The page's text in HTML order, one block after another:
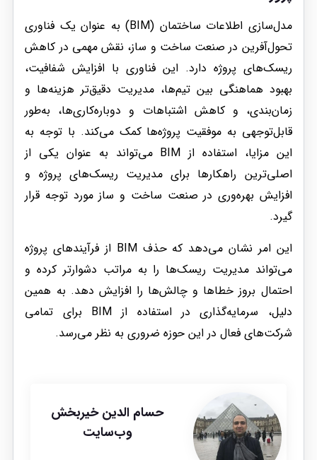
مدل‌سازی اطلاعات ساختمان (BIM) به عنوان یک فناوری
تحول‌آفرین در صنعت ساخت و ساز، نقش مهمی در کاهش
ریسک‌های پروژه دارد. این فناوری با افزایش شفافیت،
بهبود هماهنگی بین تیم‌ها، مدیریت دقیق‌تر هزینه‌ها و
زمان‌بندی، و کاهش اشتباهات و دوباره‌کاری‌ها، به‌طور
قابل‌توجهی به موفقیت پروژه‌ها کمک می‌کند. با توجه به
این مزایا، استفاده از BIM می‌تواند به عنوان یکی از
اصلی‌ترین راهکارها برای مدیریت ریسک‌های پروژه و
افزایش بهره‌وری در صنعت ساخت و ساز مورد توجه قرار
گیرد.
این امر نشان می‌دهد که حذف BIM از فرآیندهای پروژه
می‌تواند مدیریت ریسک‌ها را به مراتب دشوارتر کرده و
احتمال بروز خطاها و چالش‌ها را افزایش دهد. به همین
دلیل، سرمایه‌گذاری در استفاده از BIM برای تمامی
شرکت‌های فعال در این حوزه ضروری به نظر می‌رسد.
حسام الدین خیربخش
وب‌سایت